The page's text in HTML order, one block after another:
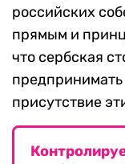
российских
прямым и
что сербская
присутствие